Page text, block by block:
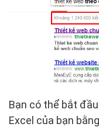
Bạn có thể bắt
Excel của bạn